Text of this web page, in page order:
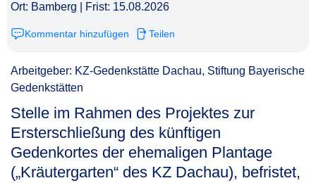
Ort: Bamberg | Frist: 15.08.2026
Kommentar hinzufügen Teilen
Arbeitgeber: KZ-Gedenkstätte Dachau, Stiftung Bayerische
Gedenkstätten
Stelle im Rahmen des Projektes zur
Ersterschließung des künftigen
Gedenkortes der ehemaligen Plantage
(„Kräutergarten“ des KZ Dachau), befristet,